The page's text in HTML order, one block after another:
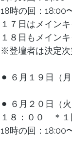
18時の回：18:00
１７日はメイン
１８日もメイン
※登壇者は決定次
⚫︎ ６月１９日（
⚫︎ ６月２０日（
１８：００　＊
18時の回：18:00